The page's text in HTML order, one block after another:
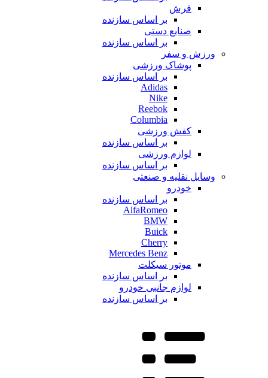
فرش
بر اساس سازنده
صنایع دستی
بر اساس سازنده
ورزش و سفر
پوشاک ورزشی
بر اساس سازنده
Adidas
Nike
Reebok
Columbia
کفش ورزشی
بر اساس سازنده
لوازم ورزشی
بر اساس سازنده
وسایل نقلیه و صنعتی
خودرو
بر اساس سازنده
AlfaRomeo
BMW
Buick
Cherry
Mercedes Benz
موتور سیکلت
بر اساس سازنده
لوازم جانبی خودرو
بر اساس سازنده